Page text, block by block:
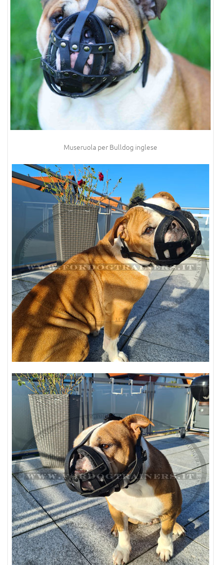
Museruola per Bulldog inglese